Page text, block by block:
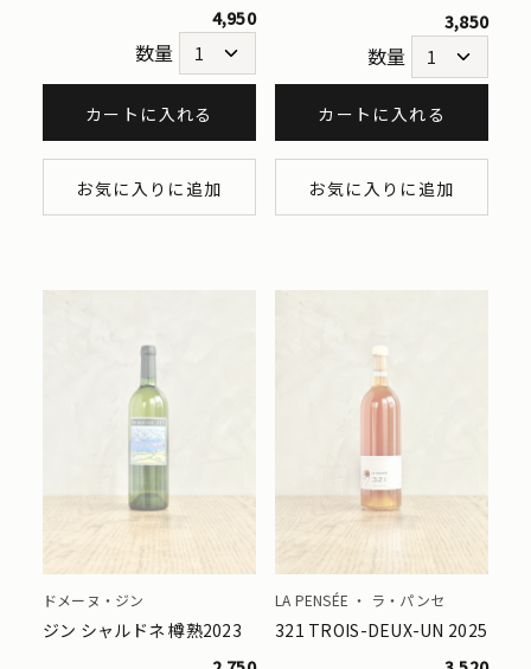
4,950
数量
カートに入れる
お気に入りに追加
3,850
数量
カートに入れる
お気に入りに追加
ドメーヌ・ジン
ジン シャルドネ 樽熟2023
LA PENSÉE ・ ラ・パンセ
321 TROIS-DEUX-UN 2025